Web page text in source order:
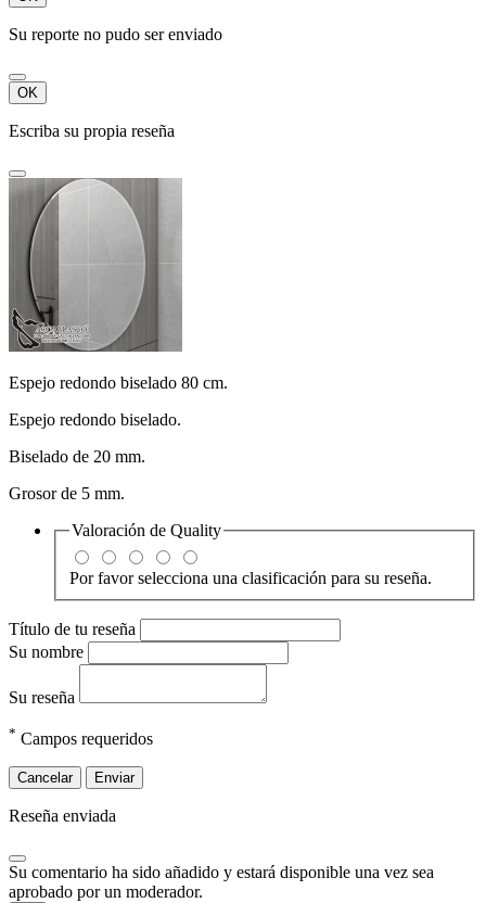
Su reporte no pudo ser enviado
OK
Escriba su propia reseña
Espejo redondo biselado 80 cm.
Espejo redondo biselado.
Biselado de 20 mm.
Grosor de 5 mm.
Valoración de Quality
Por favor selecciona una clasificación para su reseña.
Título de tu reseña
Su nombre
Su reseña
* Campos requeridos
Cancelar Enviar
Reseña enviada
Su comentario ha sido añadido y estará disponible una vez sea
aprobado por un moderador.